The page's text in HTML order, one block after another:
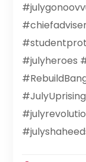
#julyheroes